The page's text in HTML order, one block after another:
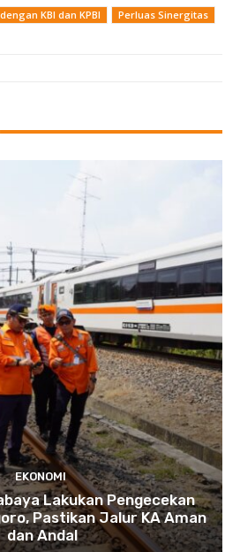
KBI dan KPBI Perluas Sinergitas
EKONOMI
Lakukan Pengecekan
Pastikan Jalur KA Aman
dan Andal